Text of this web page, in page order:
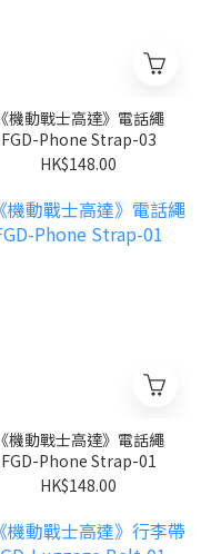
《機動戰士高達》電話繩
FGD-Phone Strap-03
HK$148.00
《機動戰士高達》電話繩
FGD-Phone Strap-01
HK$148.00